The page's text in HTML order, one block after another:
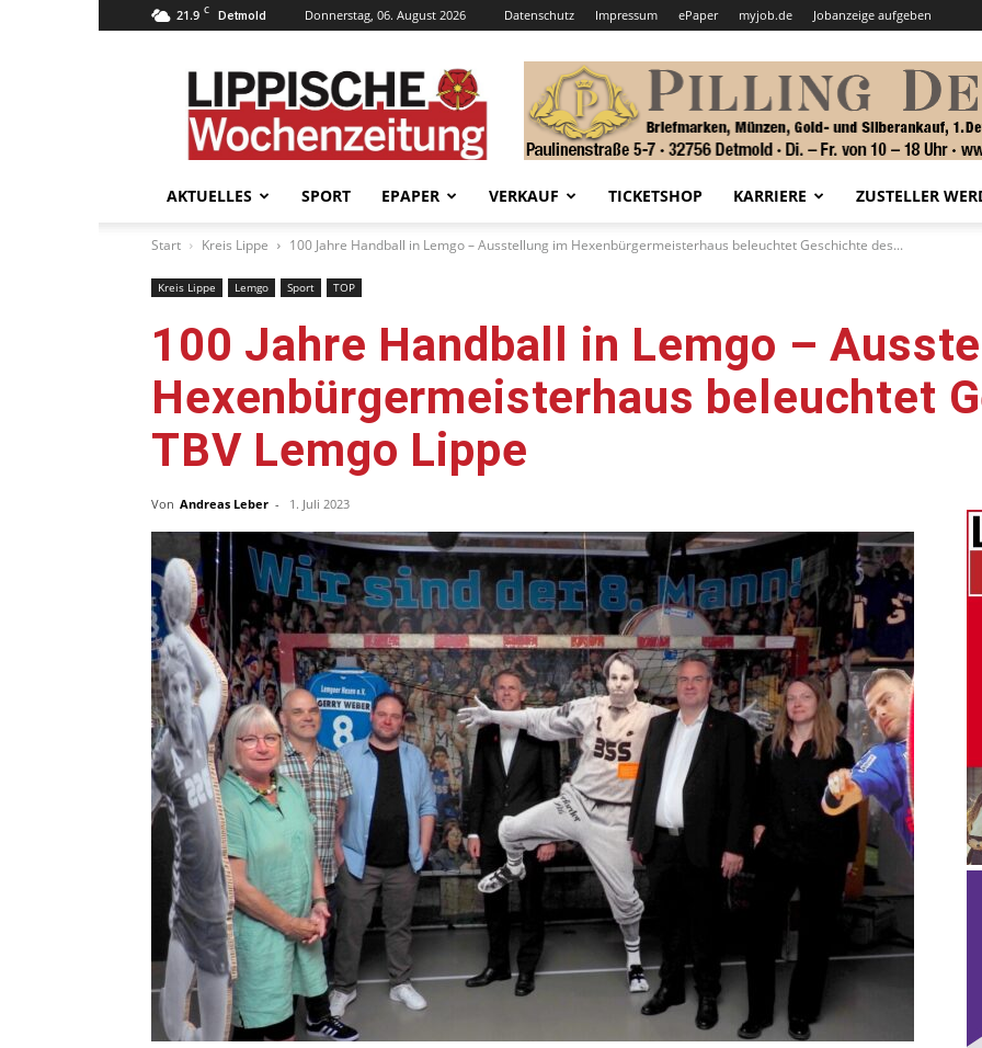
21.9 C Detmold Donnerstag, 06. August 2026 Datenschutz Impressum ePaper myjob.de Jobanzeige aufgeben
Lippische
Wochenzeitung
–
LWZ24.de
AKTUELLES SPORT EPAPER VERKAUF TICKETSHOP KARRIERE ZUSTELLER
Start Kreis Lippe 100 Jahre Handball in Lemgo – Ausstellung im Hexenbürgermeisterhaus beleuchtet Geschichte des...
Kreis Lippe Lemgo Sport TOP
100 Jahre Handball in Lemgo –
Hexenbürgermeisterhaus beleuchtet
TBV Lemgo Lippe
Von Andreas Leber - 1. Juli 2023